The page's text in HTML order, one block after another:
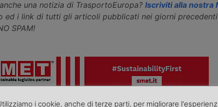
una notizia di TrasportoEuropa? Iscriviti alla nostra
ed i link di tutti gli articoli pubblicati nei giorni
SPAM!
precedente Articolo successivo »
i cookie, anche di terze parti, per migliorare